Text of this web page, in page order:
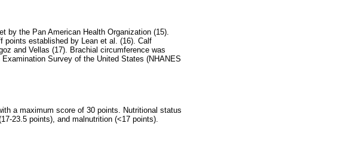
by the Pan American Health Organization (15).
points established by Lean et al. (16). Calf
and Vellas (17). Brachial circumference was
Survey of the United States (NHANES
a maximum score of 30 points. Nutritional status
23.5 points), and malnutrition (<17 points).